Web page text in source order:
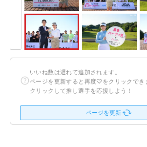
いいね数は遅れて追加されます。
ページを更新すると再度♡をクリックでき
クリックして推し選手を応援しよう！
ページを更新